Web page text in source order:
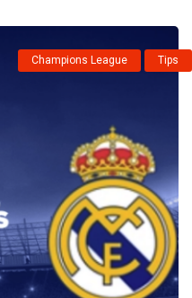
Champions League Tips